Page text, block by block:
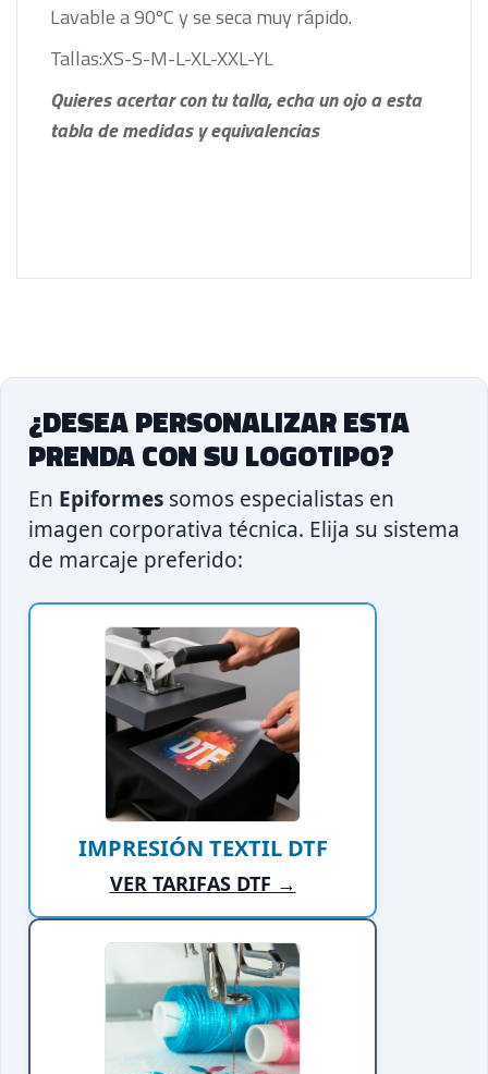
Lavable a 90ºC y se seca muy rápido.
Tallas:XS-S-M-L-XL-XXL-YL
Quieres acertar con tu talla, echa un ojo a esta
tabla de medidas y equivalencias
¿DESEA PERSONALIZAR ESTA
PRENDA CON SU LOGOTIPO?
En Epiformes somos especialistas en
imagen corporativa técnica. Elija su sistema
de marcaje preferido:
IMPRESIÓN TEXTIL DTF
VER TARIFAS DTF →